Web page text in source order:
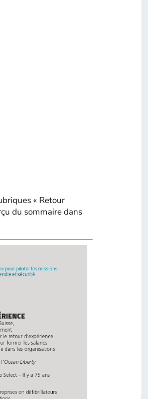
« Retour
du sommaire dans